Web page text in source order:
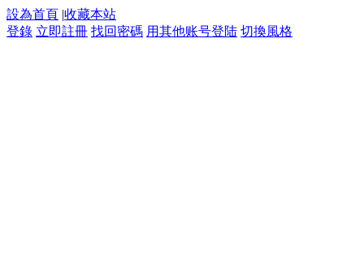
設為首頁 |收藏本站
登錄 立即註冊 找回密碼 用其他账号登陆 切換風格